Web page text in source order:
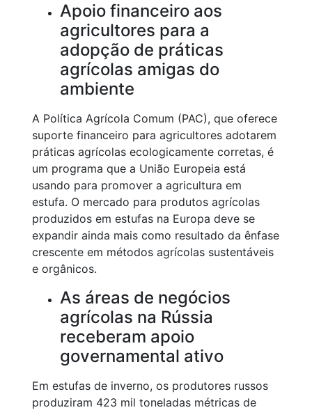
Apoio financeiro aos
agricultores para a
adopção de práticas
agrícolas amigas do
ambiente
A Política Agrícola Comum (PAC), que oferece
suporte financeiro para agricultores adotarem
práticas agrícolas ecologicamente corretas, é
um programa que a União Europeia está
usando para promover a agricultura em
estufa. O mercado para produtos agrícolas
produzidos em estufas na Europa deve se
expandir ainda mais como resultado da ênfase
crescente em métodos agrícolas sustentáveis
e orgânicos.
As áreas de negócios
agrícolas na Rússia
receberam apoio
governamental ativo
Em estufas de inverno, os produtores russos
produziram 423 mil toneladas métricas de